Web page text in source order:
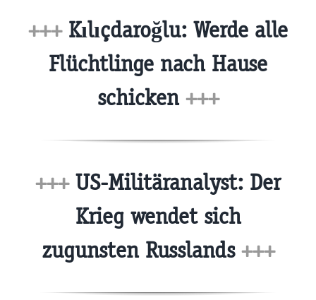
+++Kılıçdaroğlu: Werde alle
Flüchtlinge nach Hause
schicken +++
+++US-Militäranalyst: Der
Krieg wendet sich
zugunsten Russlands +++